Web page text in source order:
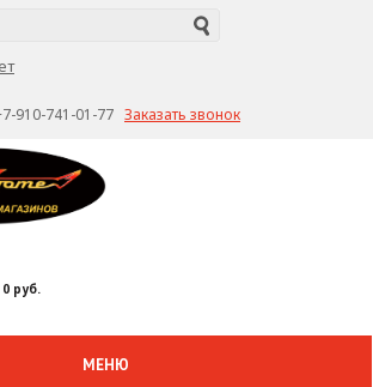
910-741-01-77 Заказать звонок
0 руб.
МЕНЮ